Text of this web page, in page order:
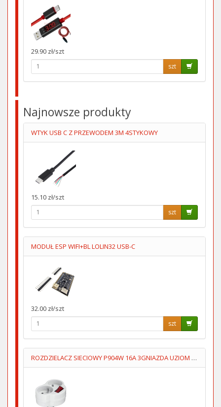
29.90 zł/szt
szt
Najnowsze produkty
WTYK USB C Z PRZEWODEM 3M 4STYKOWY
15.10 zł/szt
szt
MODUŁ ESP WIFI+BL LOLIN32 USB-C
32.00 zł/szt
szt
ROZDZIELACZ SIECIOWY P904W 16A 3GNIAZDA UZIOM WYŁĄCZNIK